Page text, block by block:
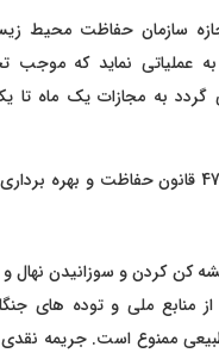
سازمان حفاظت محیط
به عملیاتی نماید که
گردد به مجازات یک ماه
ماده 42 ، 43 و 47 قانون حفاظت و بهره
‌کن کردن و سوزانیدن نهال
منابع ملی و توده های
طبیعی ممنوع است. جریمه